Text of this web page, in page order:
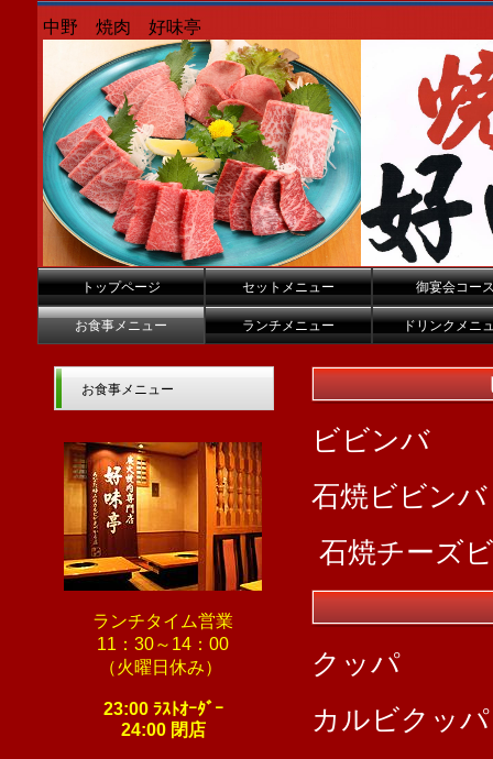
中野 焼肉 好味亭
トップページ セットメニュー 御宴会コー
お食事メニュー ランチメニュー ドリンクメニ
ビビ
石焼
石焼チーズ
ク
カル
お食事メニュー
ランチタイム営業
11：30～14：00
（火曜日休み）
23:00 ﾗｽﾄｵｰﾀﾞｰ
24:00 閉店